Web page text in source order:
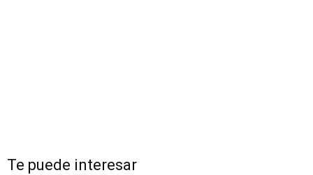
Te puede interesar